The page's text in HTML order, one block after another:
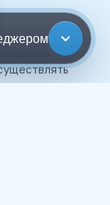
объектами
случае,